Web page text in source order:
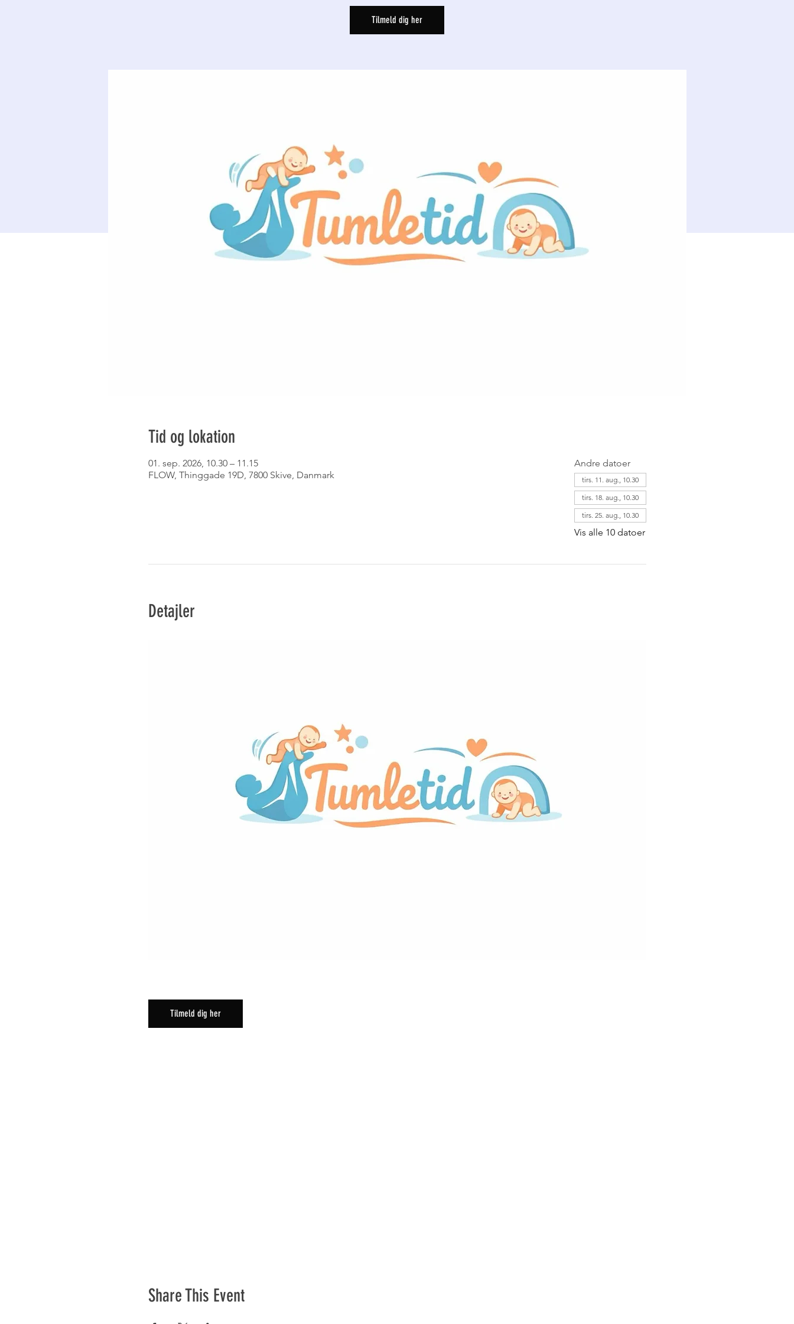
Tilmeld dig her
Tid og lokation
01. sep. 2026, 10.30 – 11.15
FLOW, Thinggade 19D, 7800 Skive, Danmark
Andre datoer
tirs. 11. aug., 10.30
tirs. 18. aug., 10.30
tirs. 25. aug., 10.30
Vis alle 10 datoer
Detajler
Tilmeld dig her
Share This Event